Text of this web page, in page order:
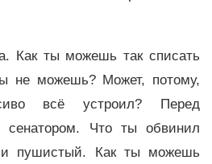
Как ты можешь так списать
не можешь? Может, потому,
всё устроил? Перед
сенатором. Что ты обвинил
пушистый. Как ты можешь